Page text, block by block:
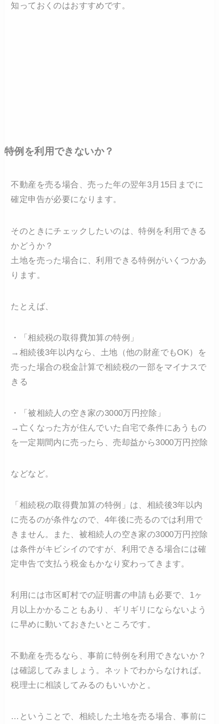
知っておくのはおすすめです。
特例を利用できないか？
不動産を売る場合、売った年の翌年3月15日までに
確定申告が必要になります。
そのときにチェックしたいのは、特例を利用できる
かどうか？
土地を売った場合に、利用できる特例がいくつかあ
ります。
たとえば、
・「相続税の取得費加算の特例」
→相続後3年以内なら、土地（他の財産でもOK）を
売った場合の税金計算で相続税の一部をマイナスで
きる
・「被相続人の空き家の3000万円控除」
→亡くなった方が住んでいた自宅で条件にあうもの
を一定期間内に売ったら、売却益から3000万円控除
などなど。
「相続税の取得費加算の特例」は、相続後3年以内
に売るのが条件なので、4年後に売るのでは利用で
きません。また、被相続人の空き家の3000万円控除
は条件がキビシイのですが、利用できる場合には確
定申告で支払う税金もかなり変わってきます。
利用には市区町村での証明書の申請も必要で、1ヶ
月以上かかることもあり、ギリギリにならないよう
に早めに動いておきたいところです。
不動産を売るなら、事前に特例を利用できないか？
は確認してみましょう。ネットでわからなければ。
税理士に相談してみるのもいいかと。
…ということで、相続した土地を売る場合、事前に